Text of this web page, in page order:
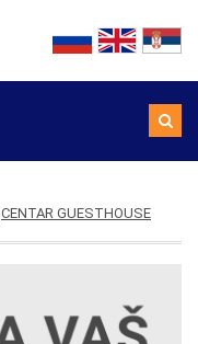
CENTAR GUESTHOUSE